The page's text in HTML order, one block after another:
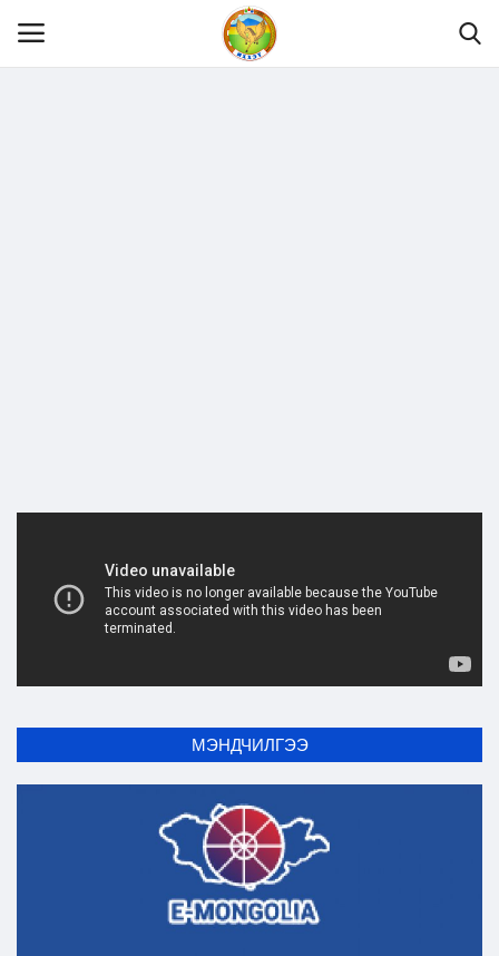
Бодлого төлөвлөлт
МЭНДЧИЛГЭЭ